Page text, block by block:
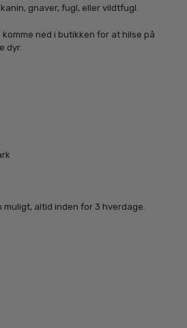
gnaver, fugl, eller vildtfugl.
ned i butikken for at hilse på
dyr.
muligt, altid inden for 3 hverdage.